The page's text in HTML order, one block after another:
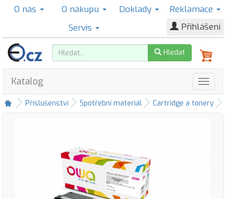
O nás O nákupu Doklady
Reklamace
Servis
Přihlášení
Hledat
Katalog
Příslušenství Spotřební materiál Cartridge a tonery